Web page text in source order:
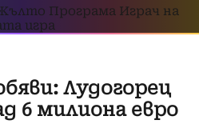
Програма Играч на
игра
Лудогорец
6 милиона евро